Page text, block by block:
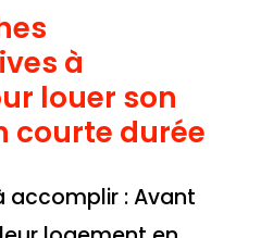
à
louer son
courte durée
accomplir : Avant